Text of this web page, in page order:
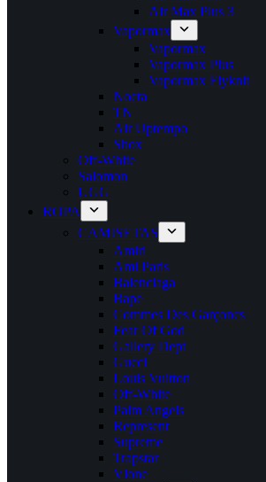
Air Max Plus 3
Vapormax
Vapormax
Vapormax Plus
Vapormax Flyknit
Nocta
TN
Air Uptempo
Shox
Off-White
Salomon
UGG
ROPA
CAMISETAS
Amiri
Ami Paris
Balenciaga
Bape
Commes Des Garçoncs
Fear Of God
Gallery Dept
Gucci
Louis Vuitton
Off-White
Palm Angels
Represent
Supreme
Trapstar
Vlone